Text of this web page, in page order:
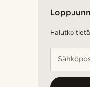
Halutko